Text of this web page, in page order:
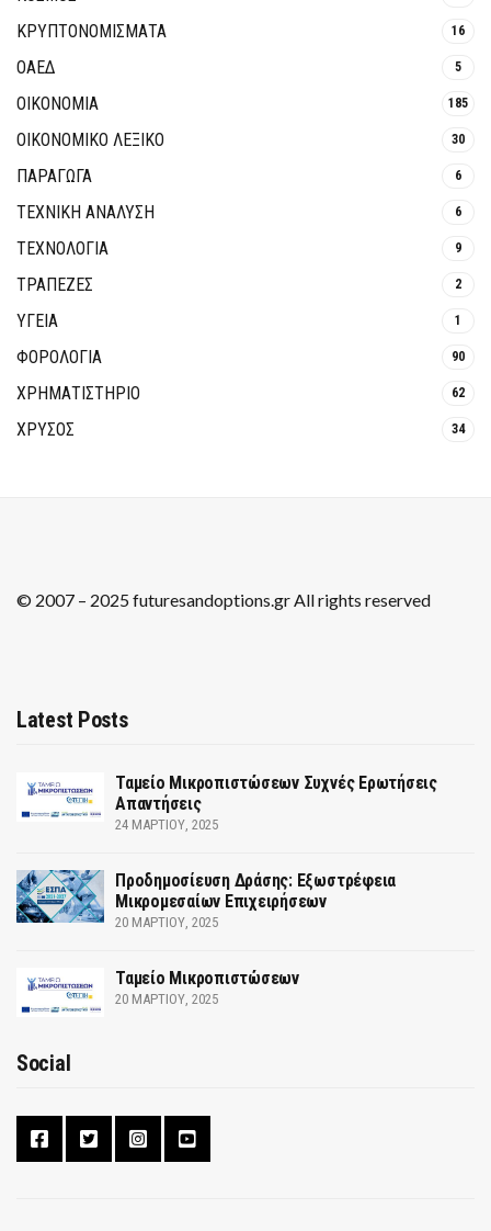
ΚΡΥΠΤΟΝΟΜΊΣΜΑΤΑ 16
ΟΑΕΔ 5
ΟΙΚΟΝΟΜΙΑ 185
ΟΙΚΟΝΟΜΙΚΟ ΛΕΞΙΚΟ 30
ΠΑΡΑΓΩΓΑ 6
ΤΕΧΝΙΚΗ ΑΝΑΛΥΣΗ 6
ΤΕΧΝΟΛΟΓΙΑ 9
ΤΡΆΠΕΖΕΣ 2
ΥΓΕΙΑ 1
ΦΟΡΟΛΟΓΙΑ 90
ΧΡΗΜΑΤΙΣΤΗΡΙΟ 62
ΧΡΥΣΟΣ 34
© 2007 – 2025 futuresandoptions.gr All rights reserved
Latest Posts
Ταμείο Μικροπιστώσεων Συχνές Ερωτήσεις
Απαντήσεις
24 ΜΑΡΤΊΟΥ, 2025
Προδημοσίευση Δράσης: Εξωστρέφεια
Μικρομεσαίων Επιχειρήσεων
20 ΜΑΡΤΊΟΥ, 2025
Ταμείο Μικροπιστώσεων
20 ΜΑΡΤΊΟΥ, 2025
Social